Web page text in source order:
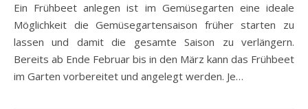
Ein Frühbeet anlegen ist im Gemüsegarten eine ideale
Möglichkeit die Gemüsegartensaison früher starten zu
lassen und damit die gesamte Saison zu verlängern.
Bereits ab Ende Februar bis in den März kann das Frühbeet
im Garten vorbereitet und angelegt werden. Je…